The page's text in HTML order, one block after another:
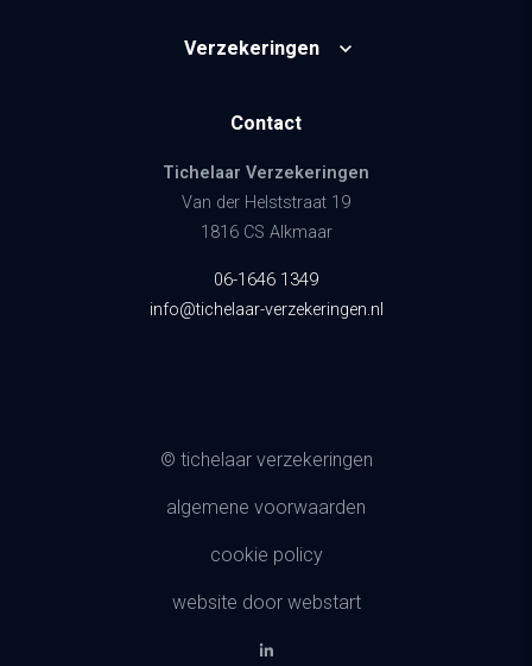
Verzekeringen
Contact
Tichelaar Verzekeringen
Van der Helststraat 19
1816 CS Alkmaar
06-1646 1349
info@tichelaar-verzekeringen.nl
© tichelaar verzekeringen
algemene voorwaarden
cookie policy
website door webstart